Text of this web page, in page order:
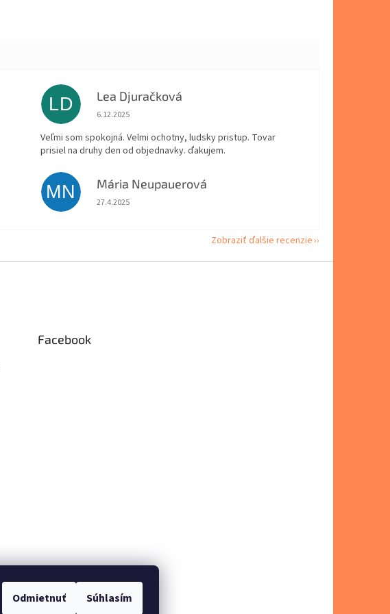
Odmietnuť Súhlasím
LD Lea Djuračková
Hodnotenie obchodu je 5 z 5 hviezdičiek.
6.12.2025
Veľmi som spokojná. Velmi ochotny, ludsky pristup. Tovar
prisiel na druhy den od objednavky. ďakujem.
MN Mária Neupauerová
Hodnotenie obchodu je 5 z 5 hviezdičiek.
27.4.2025
Zobraziť ďalšie recenzie
Facebook